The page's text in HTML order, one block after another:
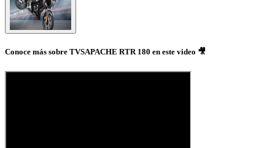
Conoce más sobre TVSAPACHE RTR 180 en este video 🎥